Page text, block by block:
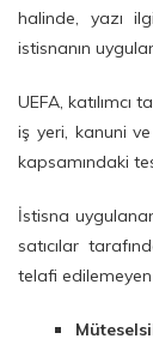
halinde, yazı
istisnanın
UEFA,
iş yeri, kanuni
kapsamındaki
İstisna
satıcılar
telafi